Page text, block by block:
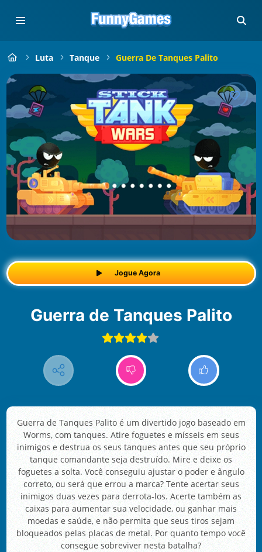
Luta Tanque Guerra De Tanques Palito
Jogue Agora
Guerra de Tanques Palito
Guerra de Tanques Palito é um divertido jogo baseado em
Worms, com tanques. Atire foguetes e mísseis em seus
inimigos e destrua os seus tanques antes que seu próprio
tanque comandante seja destruído. Mire e deixe os
foguetes a solta. Você conseguiu ajustar o poder e ângulo
correto, ou será que errou a marca? Tente acertar seus
inimigos duas vezes para derrota-los. Acerte também as
caixas para aumentar sua velocidade, ou ganhar mais
moedas e saúde, e não permita que seus tiros sejam
bloqueados pelas placas de metal. Por quanto tempo você
consegue sobreviver nesta batalha?